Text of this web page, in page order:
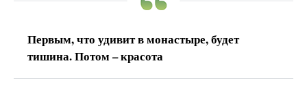
Первым, что удивит в монастыре, будет
тишина. Потом – красота